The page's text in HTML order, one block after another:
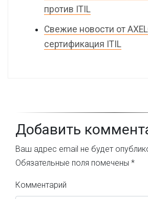
против ITIL
Свежие новости от
сертификация ITIL
Добавить
Ваш адрес email не будет
Обязательные поля помечены *
Комментарий